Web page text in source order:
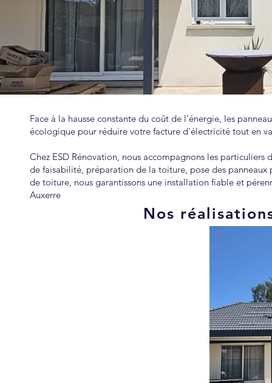
Nos
Face à la hausse constante du coût de l'énergie, les
écologique pour réduire votre facture d'électricité tout en
Chez ESD Rénovation, nous accompagnons les
de faisabilité, préparation de la toiture, pose des
de toiture, nous garantissons une installation fiable et
Auxerre